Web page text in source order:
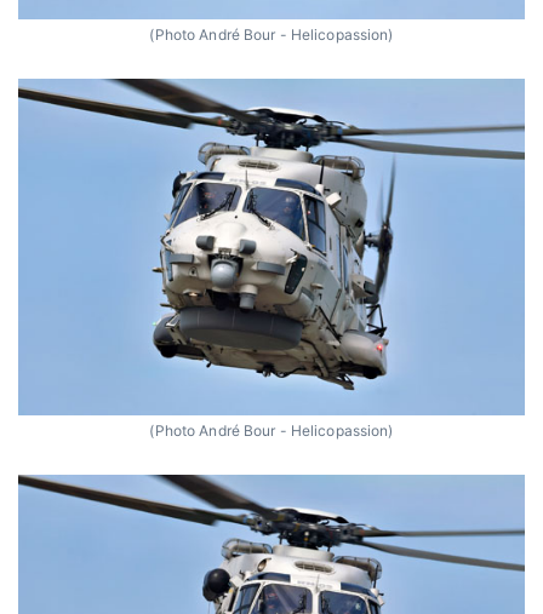
(Photo André Bour - Helicopassion)
(Photo André Bour - Helicopassion)